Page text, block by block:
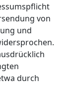
von
und
durch